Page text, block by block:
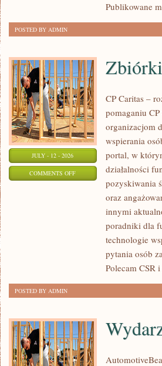
Publikowane
POSTED BY ADMIN
JULY - 12 - 2026
COMMENTS OFFON
PUBLICZNE
CP Caritas –
pomaganiu
organizacjom
wspierania
portal, w
działalności
pozyskiwania
oraz
innymi
poradniki dla
technologie
pytania osób
Polecam CSR
POSTED BY ADMIN